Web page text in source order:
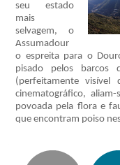
seu estado
mais
selvagem, o
Assumadour
o espreita para o
pisado pelos barcos
(perfeitamente
cinematográfico,
povoada pela flora e
que encontram poiso